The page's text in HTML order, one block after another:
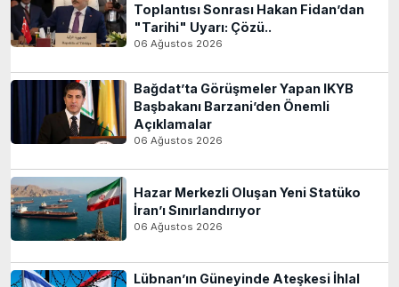
Toplantısı Sonrası Hakan Fidan’dan
"Tarihi" Uyarı: Çözü..
06 Ağustos 2026
Bağdat’ta Görüşmeler Yapan IKYB
Başbakanı Barzani’den Önemli
Açıklamalar
06 Ağustos 2026
Hazar Merkezli Oluşan Yeni Statüko
İran’ı Sınırlandırıyor
06 Ağustos 2026
Lübnan’ın Güneyinde Ateşkesi İhlal